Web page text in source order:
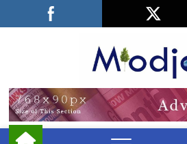
Facebook
LinkedIn